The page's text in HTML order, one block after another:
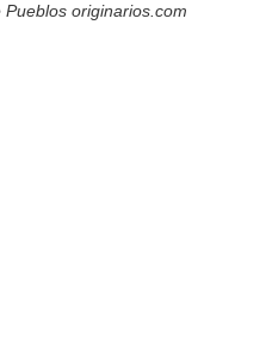
originarios.com